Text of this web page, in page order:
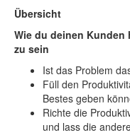
Übersicht
Wie du deinen
zu sein
Ist das Problem
Füll den
Bestes geben
Richte die
und lass die